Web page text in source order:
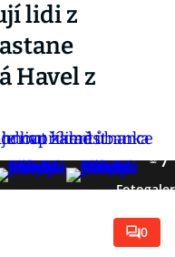
lidi z
Havel z
7
0